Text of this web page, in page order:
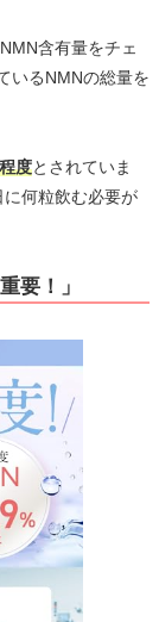
含有量をチェ
いるNMNの総量を
度とされていま
何粒飲む必要が
要！」